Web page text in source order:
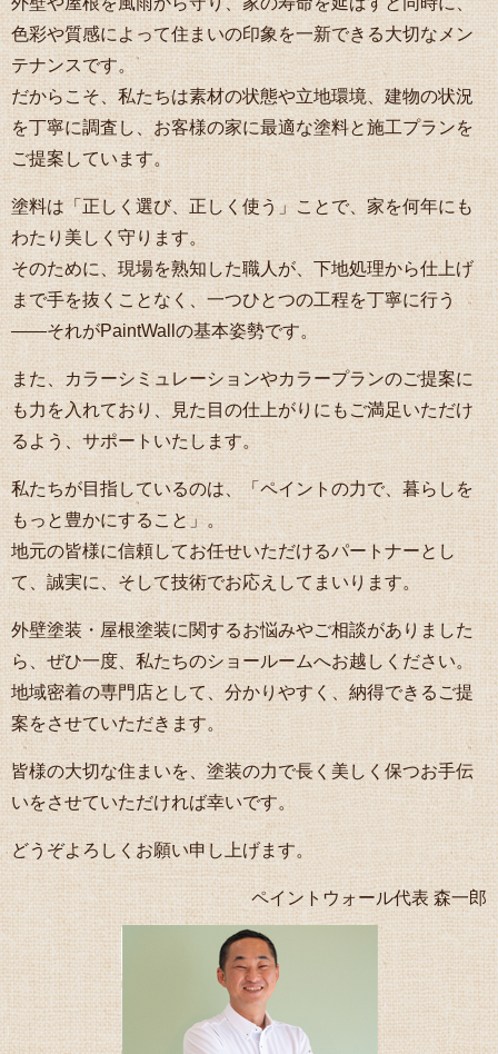
色彩や質感によって住まいの印象を一新できる大切なメン
テナンスです。
だからこそ、私たちは素材の状態や立地環境、建物の状況
を丁寧に調査し、お客様の家に最適な塗料と施工プランを
ご提案しています。
塗料は「正しく選び、正しく使う」ことで、家を何年にも
わたり美しく守ります。
そのために、現場を熟知した職人が、下地処理から仕上げ
まで手を抜くことなく、一つひとつの工程を丁寧に行う
――それがPaintWallの基本姿勢です。
また、カラーシミュレーションやカラープランのご提案に
も力を入れており、見た目の仕上がりにもご満足いただけ
るよう、サポートいたします。
私たちが目指しているのは、「ペイントの力で、暮らしを
もっと豊かにすること」。
地元の皆様に信頼してお任せいただけるパートナーとし
て、誠実に、そして技術でお応えしてまいります。
外壁塗装・屋根塗装に関するお悩みやご相談がありました
ら、ぜひ一度、私たちのショールームへお越しください。
地域密着の専門店として、分かりやすく、納得できるご提
案をさせていただきます。
皆様の大切な住まいを、塗装の力で長く美しく保つお手伝
いをさせていただければ幸いです。
どうぞよろしくお願い申し上げます。
ペイントウォール代表 森一郎